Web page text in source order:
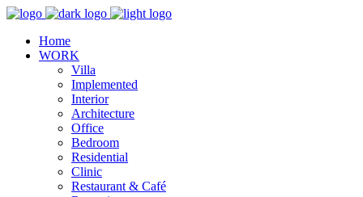
Home
WORK
Villa
Implemented
Interior
Architecture
Office
Bedroom
Residential
Clinic
Restaurant & Café